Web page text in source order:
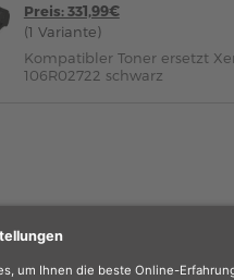
Preis: 331,99€
(1 Variante)
Kompatibler Toner ersetzt
106R02722 schwarz